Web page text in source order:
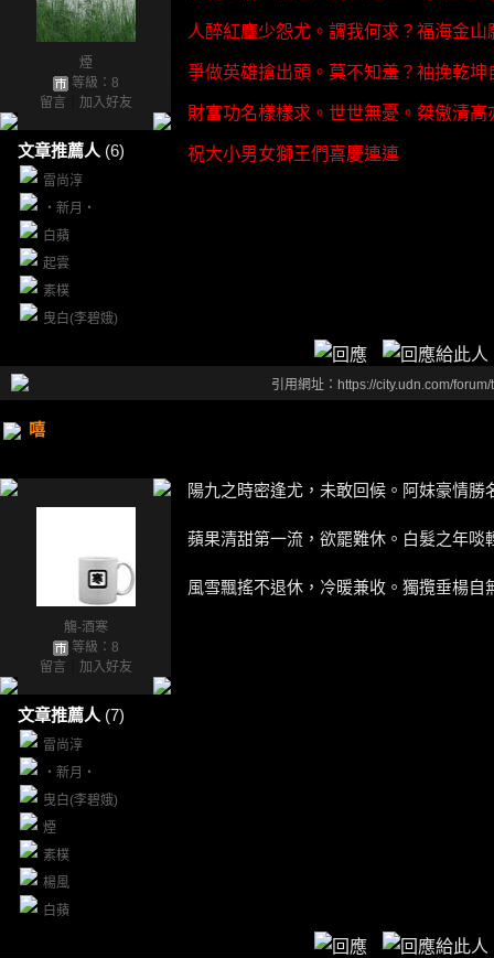
煙
等級：8
留言
加入好友
文章推薦人 (6)
雷尚淳
‧新月‧
白蘋
起雲
素樸
曳白(李碧娥)
人醉紅塵少怨尤。謂我何求？福海金
爭做英雄搶出頭。莫不知羞？袖挽乾
財富功名樣樣求。世世無憂。桀傲清
祝大小男女獅王們喜慶連連
引用網址：https://city.udn.com/
嘻
觴-酒寒
等級：8
留言
加入好友
文章推薦人 (7)
雷尚淳
‧新月‧
曳白(李碧娥)
煙
素樸
楊風
白蘋
陽九之時密逢尤，未敢回候。阿妹豪情勝
蘋果清甜第一流，欲罷難休。白髮之年啖
風雪飄搖不退休，冷暖兼收。獨攬垂楊自